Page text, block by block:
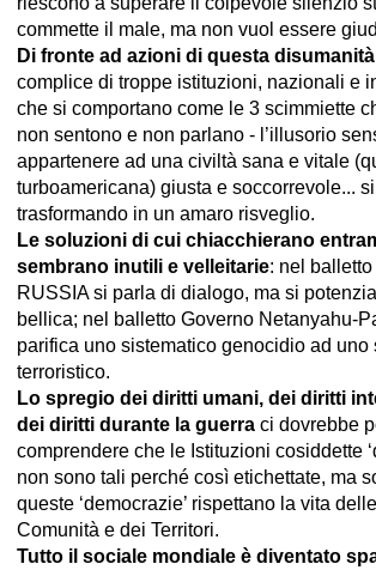
commette il male, ma non vuol essere
Di fronte ad azioni di questa disumanità
complice di troppe istituzioni, nazionali e
che si comportano come le 3 scimmiette
non sentono e non parlano - l’illusorio
appartenere ad una civiltà sana e vitale
turboamericana) giusta e soccorrevole...
trasformando in un amaro risveglio.
Le soluzioni di cui chiacchierano
sembrano inutili e velleitarie: nel
RUSSIA si parla di dialogo, ma si
bellica; nel balletto Governo Netanyahu-
parifica uno sistematico genocidio ad uno
terroristico.
Lo spregio dei diritti umani, dei diritti
dei diritti durante la guerra ci dovrebbe
comprendere che le Istituzioni cosiddette
non sono tali perché così etichettate, ma
queste ‘democrazie’ rispettano la vita
Comunità e dei Territori.
Tutto il sociale mondiale è diventato